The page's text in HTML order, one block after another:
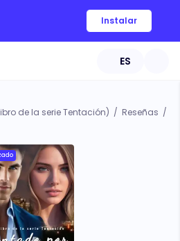
Instalar
ES
de la serie Tentación) / Reseñas /